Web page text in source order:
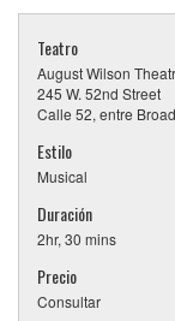
Teatro
August Wilson
245 W. 52nd Street
Calle 52, entre
Estilo
Musical
Duración
2hr, 30 mins
Precio
Consultar